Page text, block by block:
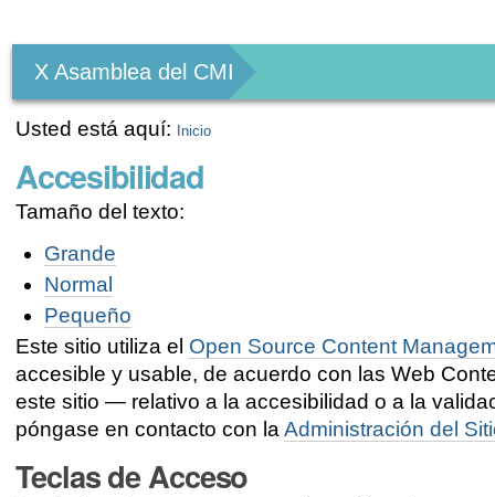
Personales
X Asamblea del CMI
Usted está aquí: Inicio
Accesibilidad
Tamaño del texto:
Grande
Normal
Pequeño
Este sitio utiliza el Open Source Content
accesible y usable, de acuerdo con las Web
este sitio — relativo a la accesibilidad o a la
póngase en contacto con laAdministración del
Teclas de Acceso